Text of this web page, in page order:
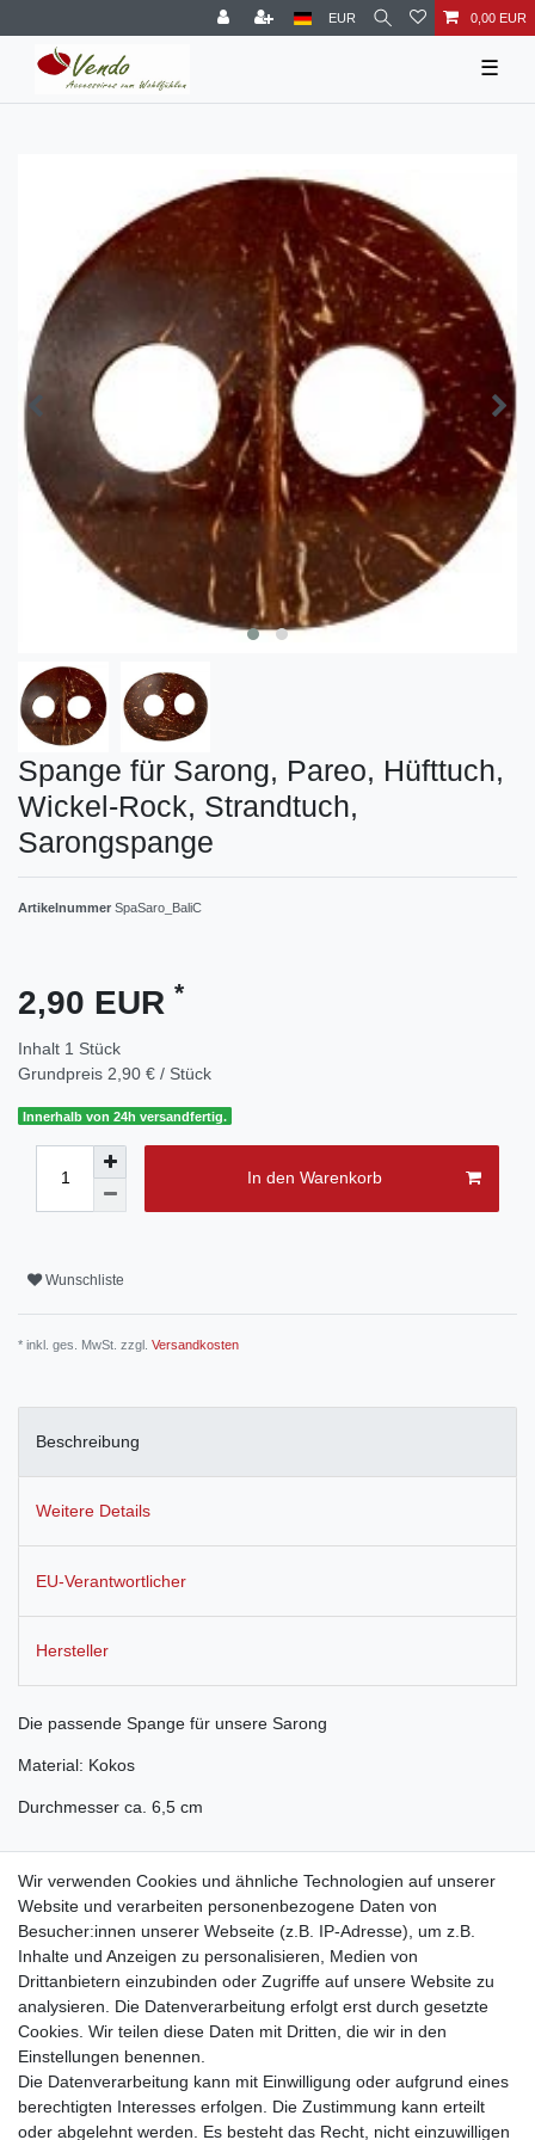
EUR 0,00 EUR
☰
Spange für Sarong, Pareo, Hüfttuch,
Wickel-Rock, Strandtuch,
Sarongspange
Artikelnummer SpaSaro_BaliC
2,90 EUR *
Inhalt 1 Stück
Grundpreis 2,90 € / Stück
Innerhalb von 24h versandfertig.
In den Warenkorb
Wunschliste
* inkl. ges. MwSt. zzgl. Versandkosten
Beschreibung
Weitere Details
EU-Verantwortlicher
Hersteller
Die passende Spange für unsere Sarong
Material: Kokos
Durchmesser ca. 6,5 cm
Wickeln Sie Ihren Sarong um die Hüften und ziehen
Sie die Enden durch die Löcher der Spange, eine
schnelle und einfache Handhabung. Die Spangen
sind handgefertigt, deshalb fallen Sie von rund bis
oval aus und haben immer ein anderes Muster.
Wir verwenden Cookies und ähnliche Technologien auf unserer
Website und verarbeiten personenbezogene Daten von
Besucher:innen unserer Webseite (z.B. IP-Adresse), um z.B.
Inhalte und Anzeigen zu personalisieren, Medien von
Drittanbietern einzubinden oder Zugriffe auf unsere Website zu
analysieren. Die Datenverarbeitung erfolgt erst durch gesetzte
Cookies. Wir teilen diese Daten mit Dritten, die wir in den
Einstellungen benennen.
Die Datenverarbeitung kann mit Einwilligung oder aufgrund eines
berechtigten Interesses erfolgen. Die Zustimmung kann erteilt
oder abgelehnt werden. Es besteht das Recht, nicht einzuwilligen